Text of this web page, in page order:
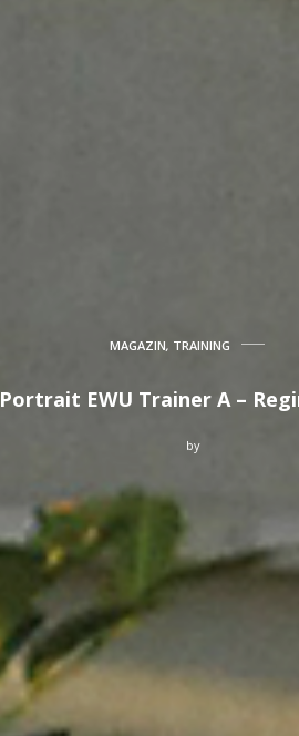
MAGAZIN, TRAINING
Portrait EWU Trainer A –
by